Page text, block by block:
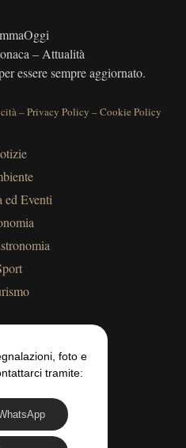
– Attualità
essere sempre aggiornato.
–Privacy Policy –Cookie Policy
ed Eventi
foto e
tramite: